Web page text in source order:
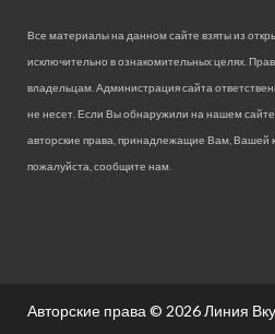
Все материалы на данном сайте взяты из
исключительно в ознакомительных целях.
владельцам. Администрация сайта
не несет. Если Вы обнаружили на нашем
авторские права, принадлежащие Вам, Вашей
пожалуйста, сообщите нам.
Авторские права © 2026Линия